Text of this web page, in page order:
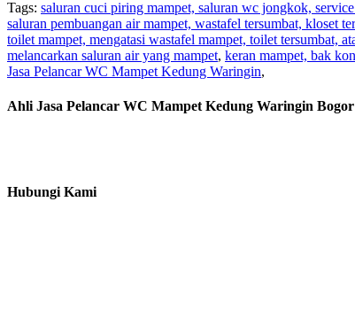
Tags: saluran cuci piring mampet, saluran wc jongkok,
saluran pembuangan air mampet, wastafel tersumbat, kloset
toilet mampet, mengatasi wastafel mampet, toilet tersumbat,
melancarkan saluran air yang mampet, keran mampet, bak
Jasa Pelancar WC Mampet Kedung Waringin,
Ahli Jasa Pelancar WC Mampet Kedung Waringin Bogor
Hubungi Kami